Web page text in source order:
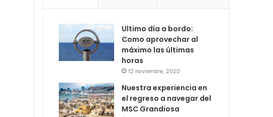
Ultimo día a bordo:
Como aprovechar al
máximo las últimas
horas
12 noviembre, 2020
Nuestra experiencia en
el regreso a navegar del
MSC Grandiosa